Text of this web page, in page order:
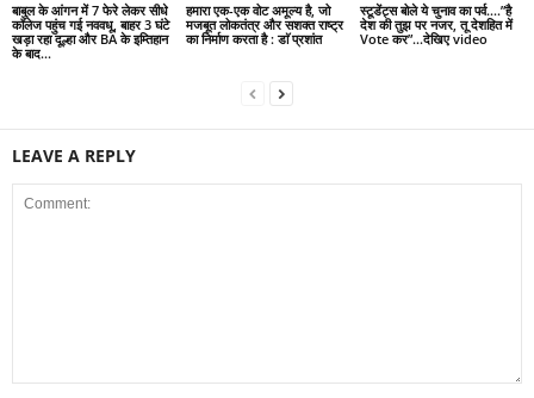
बाबुल के आंगन में 7 फेरे लेकर सीधे
कॉलेज पहुंच गई नववधू, बाहर 3 घंटे
खड़ा रहा दूल्हा और BA के इम्तिहान
के बाद...
हमारा एक-एक वोट अमूल्य है, जो
मजबूत लोकतंत्र और सशक्त राष्ट्र
का निर्माण करता है : डाॅ प्रशांत
स्टूडेंट्स बोले ये चुनाव का पर्व….”है
देश की तुझ पर नजर, तू देशहित में
Vote कर”…देखिए video
LEAVE A REPLY